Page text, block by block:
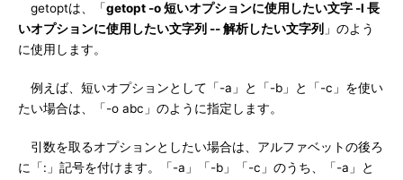
getoptは、「getopt -o 短いオプションに使用したい文字 -l 長
いオプションに使用したい文字列 -- 解析したい文字列 」のよう
に使用します。
例えば、短いオプションとして「-a」と「-b」と「-c」を使い
たい場合は、「-o abc」のように指定します。
引数を取るオプションとしたい場合は、アルファベットの後ろ
に「:」記号を付けます。「-a」「-b」「-c」のうち、「-a」と